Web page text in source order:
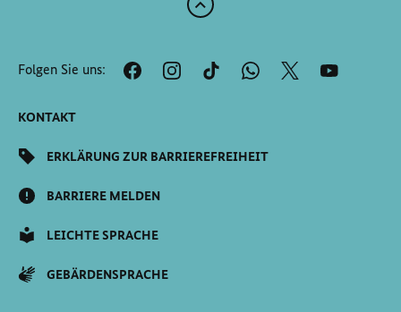
Zum
der
Seite
Folgen Sie uns:
KONTAKT
ERKLÄRUNG ZUR BARRIEREFREIHEIT
BARRIERE MELDEN
LEICHTE SPRACHE
GEBÄRDENSPRACHE